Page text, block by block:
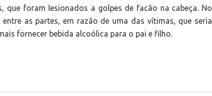
foram lesionados a golpes de facão na cabeça. No
as partes, em razão de uma das vítimas, que seria
fornecer bebida alcoólica para o pai e filho.